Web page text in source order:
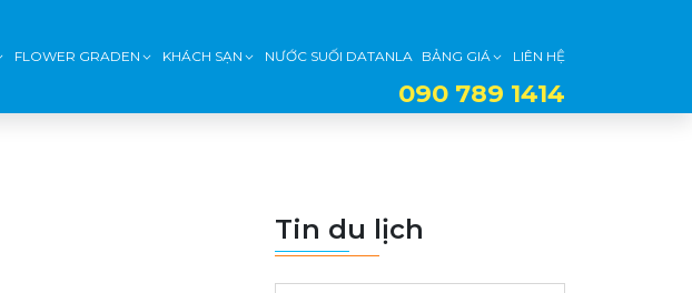
FLOWER GRADEN KHÁCH SẠN NƯỚC SUỐI DATANLA BẢNG GIÁ LIÊN HỆ
090 789 1414
Tin du lịch